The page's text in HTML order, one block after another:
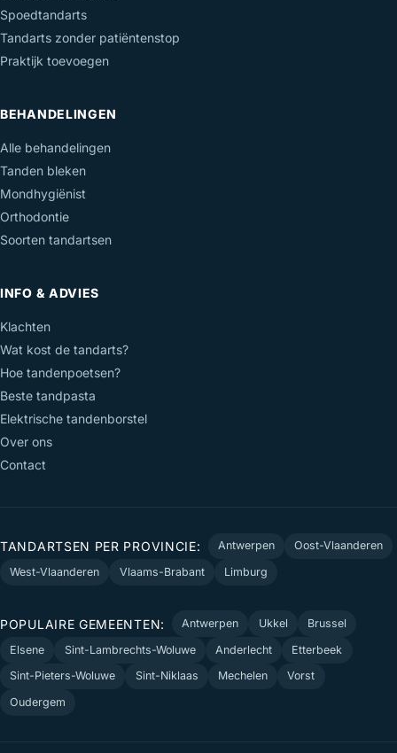
Spoedtandarts
Tandarts zonder patiëntenstop
Praktijk toevoegen
BEHANDELINGEN
Alle behandelingen
Tanden bleken
Mondhygiënist
Orthodontie
Soorten tandartsen
INFO & ADVIES
Klachten
Wat kost de tandarts?
Hoe tandenpoetsen?
Beste tandpasta
Elektrische tandenborstel
Over ons
Contact
TANDARTSEN PER PROVINCIE: Antwerpen
Oost-Vlaanderen
West-Vlaanderen
Vlaams-Brabant Limburg
POPULAIRE GEMEENTEN: Antwerpen Ukkel
Brussel
Elsene
Sint-Lambrechts-Woluwe Anderlecht
Etterbeek
Sint-Pieters-Woluwe
Sint-Niklaas Mechelen
Vorst
Oudergem